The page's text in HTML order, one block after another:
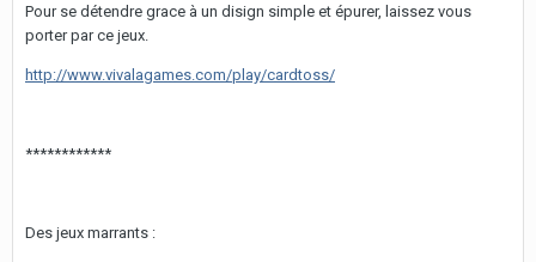
Pour se détendre grace à un disign simple et épurer, laissez vous
porter par ce jeux.
http://www.vivalagames.com/play/cardtoss/
************
Des jeux marrants :